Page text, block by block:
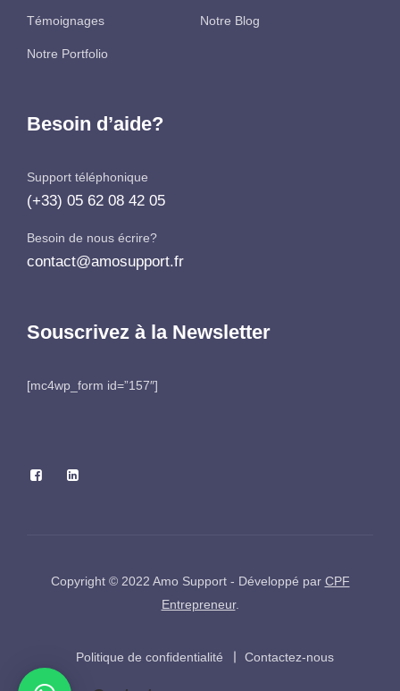
Témoignages Notre Blog
Notre Portfolio
Besoin d’aide?
Support téléphonique
(+33) 05 62 08 42 05
Besoin de nous écrire?
contact@amosupport.fr
Souscrivez à la Newsletter
[mc4wp_form id=”157″]
Copyright © 2022 Amo Support - Développé par CPF
Entrepreneur.
Politique de confidentialité Contactez-nous